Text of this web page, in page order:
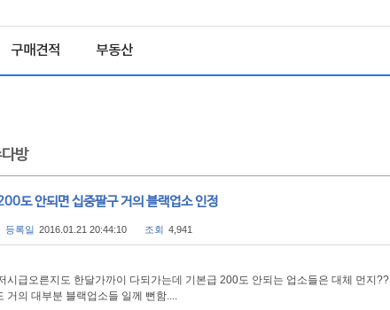
구매견적 부동산
방
도 안되면 십중팔구 거의 블랙업소 인정
등록일 2016.01.21 20:44:10 조회 4,941
시급오른지도 한달가까이 다되가는데 기본급 200도 안되는 업소들은 대체 먼지??
거의 대부분 블랙업소들 일께 뻔함....